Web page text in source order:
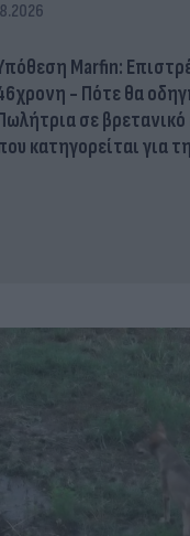
Marfin:
- Πότε θα
σε
κατηγορείται για